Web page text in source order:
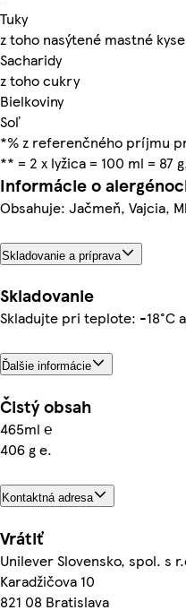
Tuky
z toho nasýtené mastné
Sacharidy
z toho cukry
Bielkoviny
Soľ
*% z referenčného príjmu
** = 2 x lyžica = 100 ml = 87
Informácie o
Obsahuje: Jačmeň, Vajcia,
Skladovanie a príprava
Skladovanie
Skladujte pri teplote: -18°C
Ďalšie informácie
Čistý obsah
465ml ℮
406 g e.
Kontaktná adresa
Vrátiť
Unilever Slovensko, spol. s
Karadžičova 10
821 08 Bratislava